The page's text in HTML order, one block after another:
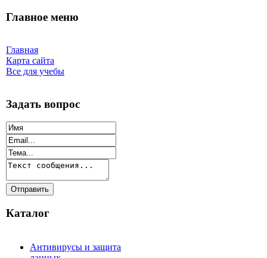
Главное меню
Главная
Карта сайта
Все для учебы
Задать вопрос
Каталог
Антивирусы и защита